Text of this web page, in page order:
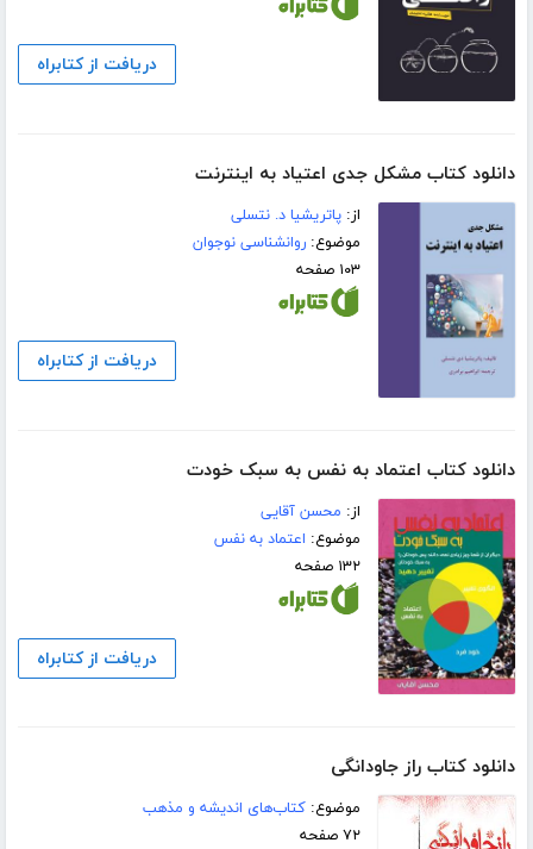
دریافت از کتابراه
دانلود کتاب مشکل جدی اعتیاد به اینترنت
از:پاتریشیا د. نتسلی
موضوع:روانشناسی نوجوان
۱۰۳ صفحه
دریافت از کتابراه
دانلود کتاب اعتماد به نفس به سبک خودت
از: محسن آقایی
موضوع: اعتماد به نفس
۱۳۲ صفحه
دریافت از کتابراه
دانلود کتاب راز جاودانگی
موضوع:کتاب‌های اندیشه و مذهب
۷۲ صفحه